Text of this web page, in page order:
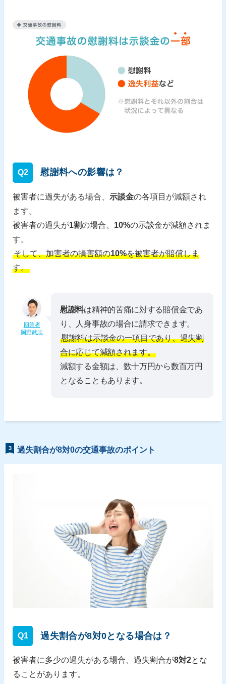
Q2 慰謝料への影響は？
被害者に過失がある場合、示談金の各項目が減額され
ます。
被害者の過失が1割の場合、 10%の示談金が減額されま
す。
そして、加害者の損害額の10%を被害者が賠償しま
す。
回答者
岡野武志
慰謝料は精神的苦痛に対する賠償金であ
り、人身事故の場合に請求できます。
慰謝料は示談金の一項目であり、過失割
合に応じて減額されます。
減額する金額は、数十万円から数百万円
となることもあります。
3 過失割合が8対0の交通事故のポイント
Q1 過失割合が8対0となる場合は？
被害者に多少の過失がある場合、過失割合が8対2とな
ることがあります。